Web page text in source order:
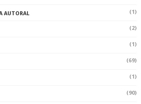
AUTORAL (1)
(2)
(1)
(69)
(1)
(90)